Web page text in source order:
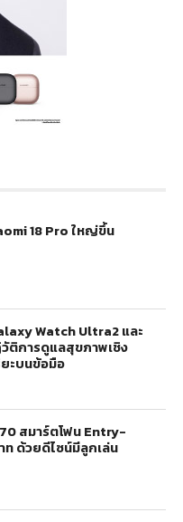
18 Pro ใหญ่ขึ้น
Watch Ultra2 และ
ติการดูแลสุขภาพเชิง
ะบนข้อมือ
สมาร์ตโฟน Entry-
ท ด้วยดีไซน์มีลูกเล่น